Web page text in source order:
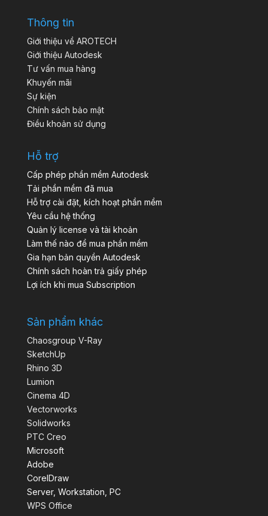
Thông tin
Giới thiệu về AROTECH
Giới thiệu Autodesk
Tư vấn mua hàng
Khuyến mãi
Sự kiện
Chính sách bảo mật
Điều khoản sử dụng
Hỗ trợ
Cấp phép phần mềm Autodesk
Tải phần mềm đã mua
Hỗ trợ cài đặt, kích hoạt phần mềm
Yêu cầu hệ thống
Quản lý license và tài khoản
Làm thế nào để mua phần mềm
Gia hạn bản quyền Autodesk
Chính sách hoàn trả giấy phép
Lợi ích khi mua Subscription
Sản phẩm khác
Chaosgroup V-Ray
SketchUp
Rhino 3D
Lumion
Cinema 4D
Vectorworks
Solidworks
PTC Creo
Microsoft
Adobe
CorelDraw
Server, Workstation, PC
WPS Office